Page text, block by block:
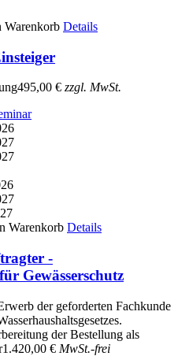
Warenkorb Details
495,00 € zzgl. MwSt.
Warenkorb Details
-
Gewässerschutz
der geforderten Fachkunde
der Bestellung als
1.420,00 € MwSt.-frei